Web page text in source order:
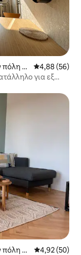
πόλη Σ
Μέση
4,88 (56)
για εξ
Γκ
Μέση
4,92 (50)